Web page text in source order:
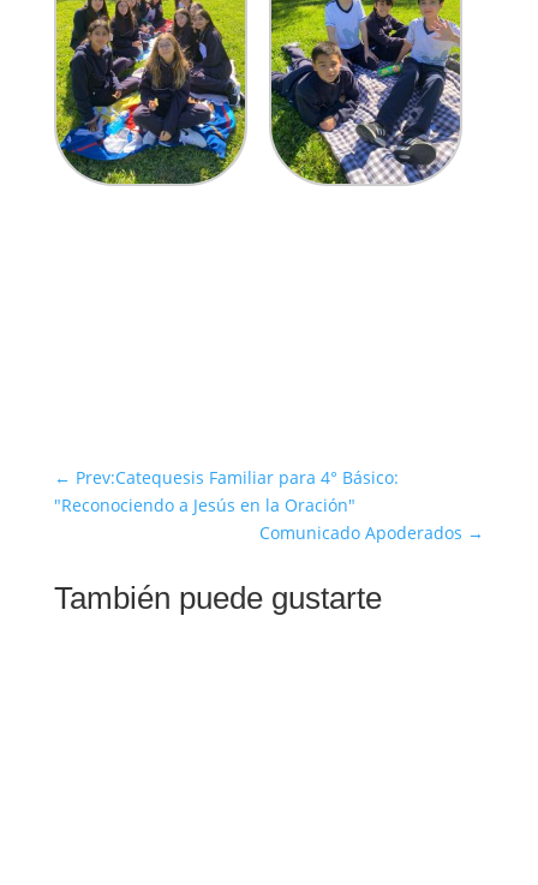
← Prev:Catequesis Familiar para 4° Básico:
"Reconociendo a Jesús en la Oración"
Comunicado Apoderados →
También puede gustarte